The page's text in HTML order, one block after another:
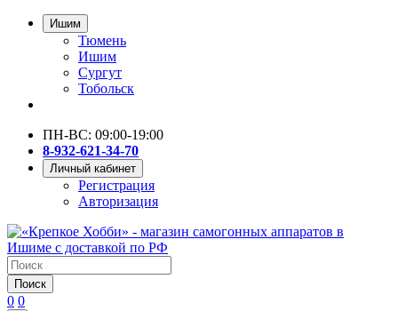
Ишим
Тюмень
Ишим
Сургут
Тобольск
ПН-ВС: 09:00-19:00
8-932-621-34-70
Личный кабинет
Регистрация
Авторизация
Поиск
0 0